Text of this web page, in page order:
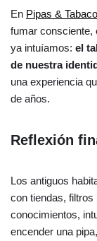
En Pipas & Tabaco
fumar consciente,
ya intuíamos: el
de nuestra
una experiencia
de años.
Reflexión
Los antiguos
con tiendas,
conocimientos,
encender una